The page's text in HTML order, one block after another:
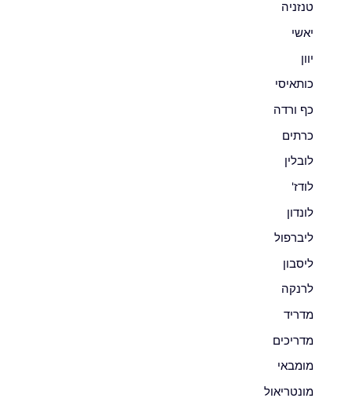
טנזניה
יאשי
יוון
כותאיסי
כף ורדה
כרתים
לובלין
לודז'
לונדון
ליברפול
ליסבון
לרנקה
מדריד
מדריכים
מומבאי
מונטריאול